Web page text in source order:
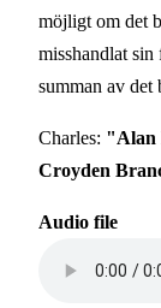
möjligt om det
misshandlat
summan av det
Charles: "Alan
Croyden
Audio file